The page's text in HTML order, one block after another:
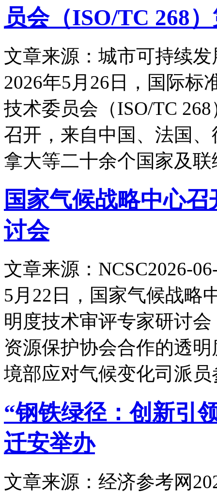
员会（ISO/TC 268
文章来源：城市可持续
2026年5月26日，国际标
技术委员会（ISO/TC
召开，来自中国、法国
拿大等二十余个国家及
国家气候战略中心
讨会
文章来源：NCSC2026-
5月22日，国家气候战略
明度技术审评专家研讨
资源保护协会合作的透
境部应对气候变化司派员
“钢铁绿径：创新引
迁安举办
文章来源：经济参考网